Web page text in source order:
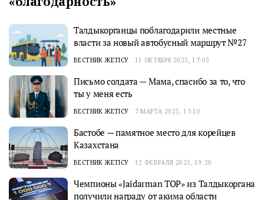
Талдыкорганцы поблагодарили местные
власти за новый автобусный маршрут №27
ВЕСТНИК ЖЕТІСУ 11 ОКТЯБРЯ 2025, 17:05
Письмо солдата — Мама, спасибо за то, что
ты у меня есть
ВЕСТНИК ЖЕТІСУ 7 МАРТА 2025, 13:10
Бастобе — памятное место для корейцев
Казахстана
ВЕСТНИК ЖЕТІСУ 12 ФЕВРАЛЯ 2025, 19:20
Чемпионы «Jaidarman TOP» из Талдыкоргана
получили награду от акима области